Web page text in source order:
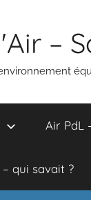
–
Air PdL
qui savait ?